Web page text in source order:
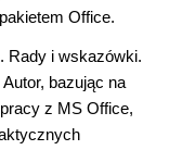
Office.
Rady i wskazówki.
bazując na
z MS Office,